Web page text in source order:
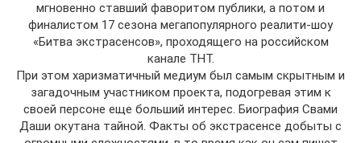
мгновенно ставший фаворитом публики, а потом и
финалистом 17 сезона мегапопулярного реалити-шоу
«Битва экстрасенсов», проходящего на российском
канале ТНТ.
При этом харизматичный медиум был самым скрытным и
загадочным участником проекта, подогревая этим к
своей персоне еще больший интерес. Биография Свами
Даши окутана тайной. Факты об экстрасенсе добыты с